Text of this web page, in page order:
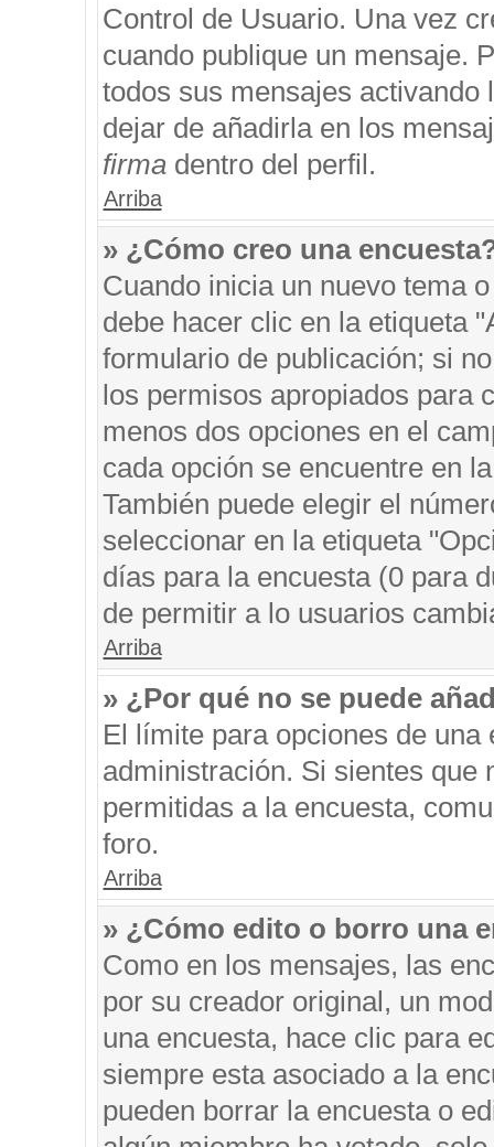
Control de Usuario. Una vez
cuando publique un mensaje.
todos sus mensajes
dejar de añadirla en los
firmadentro del perfil.
Arriba
» ¿Cómo creo una
Cuando inicia un nuevo tema
debe hacer clic en la etiqueta
formulario de publicación; si
los permisos apropiados para
menos dos opciones en el
cada opción se encuentre en
También puede elegir el
seleccionar en la etiqueta
días para la encuesta (0 para
de permitir a lo usuarios
Arriba
» ¿Por qué no se puede
El límite para opciones de una
administración. Si sientes que
permitidas a la encuesta,
foro.
Arriba
» ¿Cómo edito o borro una
Como en los mensajes, las
por su creador original, un
una encuesta, hace clic para
siempre esta asociado a la
pueden borrar la encuesta o